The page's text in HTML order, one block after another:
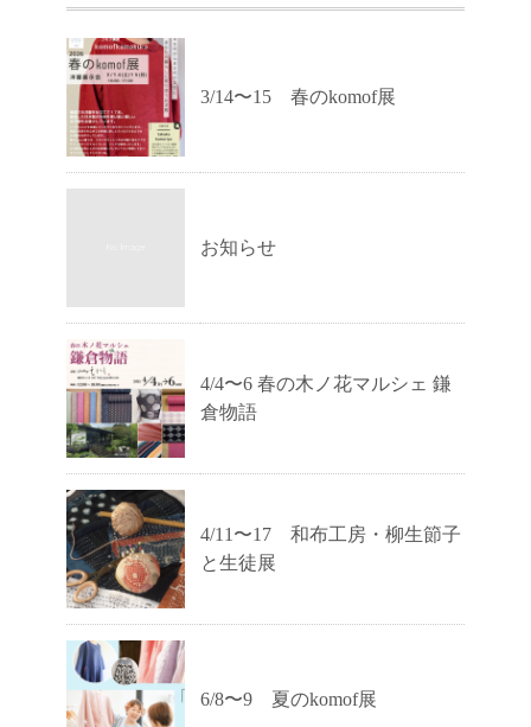
3/14〜15 春のkomof展
お知らせ
4/4〜6 春の木ノ花マルシェ 鎌
倉物語
4/11〜17 和布工房・柳生節子
と生徒展
6/8〜9 夏のkomof展